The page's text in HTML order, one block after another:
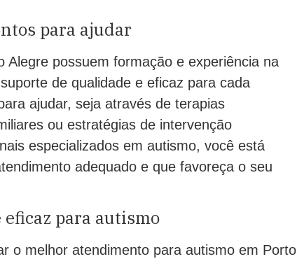
para ajudar
possuem formação e experiência na
de qualidade e eficaz para cada
ajudar, seja através de terapias
ou estratégias de intervenção
especializados em autismo, você está
adequado e que favoreça o seu
para autismo
o melhor atendimento para autismo em Porto